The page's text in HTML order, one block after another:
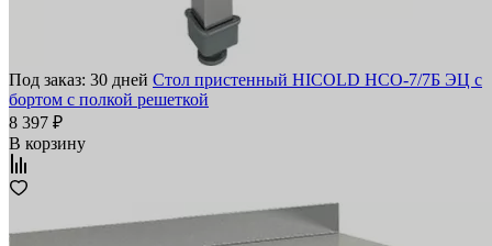
Под заказ: 30 дней Стол пристенный HICOLD НСО-7/7Б ЭЦ с
бортом с полкой решеткой
8 397 ₽
В корзину